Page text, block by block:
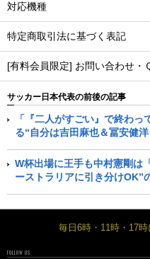
対応機種
特定商取引法に基づく表記
[有料会員限定] お問い合わせ・
サッカー日本代表の前後の記事
「『二人がすごい』で終わ
る“自分は吉田麻也＆冨安健
W杯出場に王手も中村憲剛は
ーストラリアに引き分けOK”
毎日6時・11時・17
FOLLOW US